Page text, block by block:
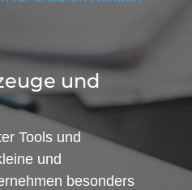
und
Tools und
und
besonders